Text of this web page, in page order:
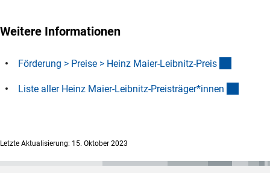
Weitere Informationen
Förderung > Preise > Heinz Maier-Leibnitz-Preis
Liste aller Heinz Maier-Leibnitz-Preisträger*innen
Letzte Aktualisierung: 15. Oktober 2023